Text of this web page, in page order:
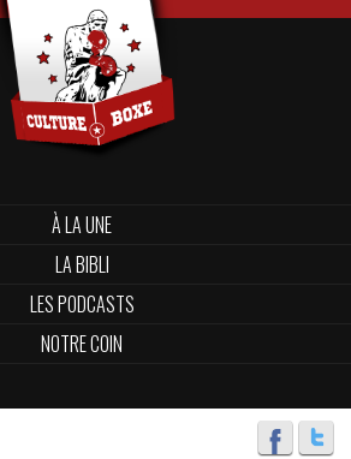
À LA UNE
LA BIBLI
LES PODCASTS
NOTRE COIN